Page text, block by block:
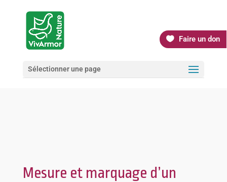
Faire un don
Sélectionner une page
Mesure et marquage d’un